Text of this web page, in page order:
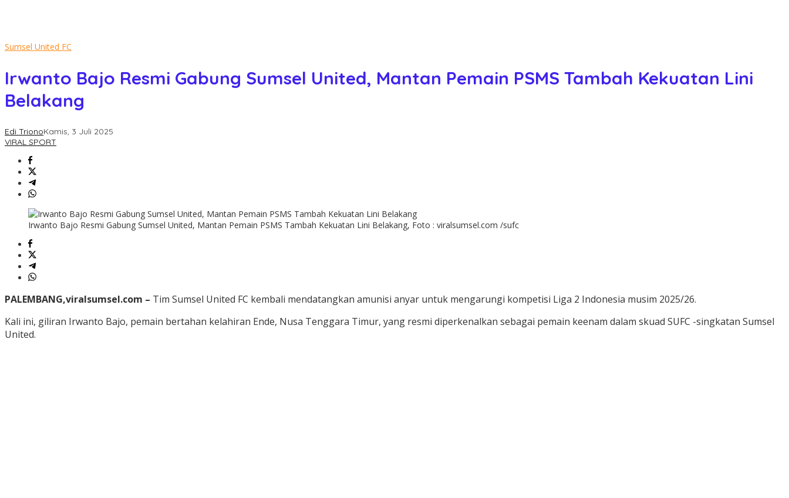
Sumsel United FC
Irwanto Bajo Resmi Gabung Sumsel United, Mantan Pemain PSMS Tambah Kekuatan Lini
Belakang
Edi TrionoKamis, 3 Juli 2025
VIRAL SPORT
Irwanto Bajo Resmi Gabung Sumsel United, Mantan Pemain PSMS Tambah Kekuatan Lini Belakang, Foto : viralsumsel.com /sufc
PALEMBANG,viralsumsel.com – Tim Sumsel United FC kembali mendatangkan amunisi anyar untuk mengarungi kompetisi Liga 2 Indonesia musim 2025/26.
Kali ini, giliran Irwanto Bajo, pemain bertahan kelahiran Ende, Nusa Tenggara Timur, yang resmi diperkenalkan sebagai pemain keenam dalam skuad SUFC -singkatan Sumsel
United.